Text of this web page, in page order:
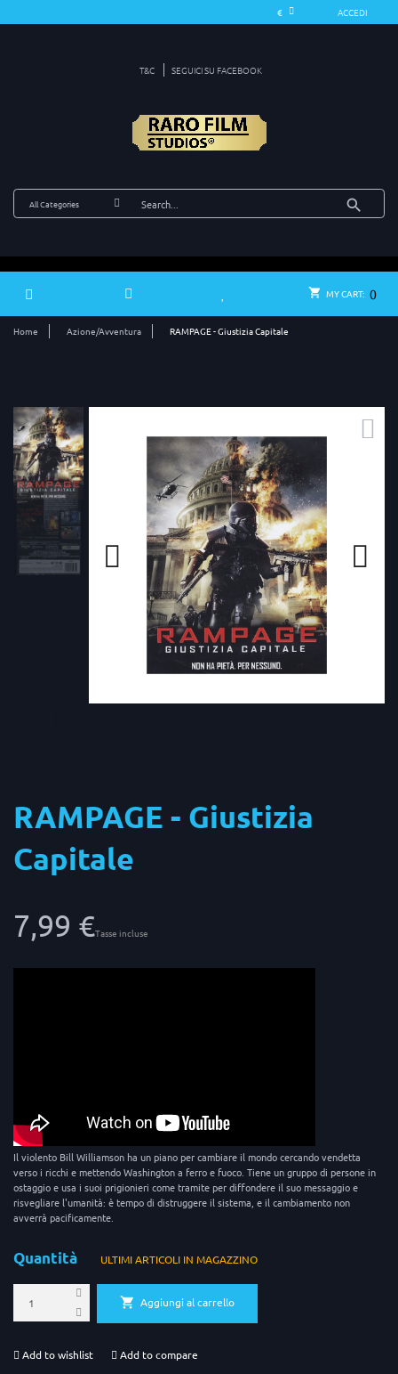
ACCEDI
T&C SEGUICI SU FACEBOOK
MY CART: 0
Home Azione/Avventura RAMPAGE - Giustizia Capitale
RAMPAGE - Giustizia
Capitale
7,99 €Tasse incluse
Il violento Bill Williamson ha un piano per cambiare il mondo cercando vendetta
verso i ricchi e mettendo Washington a ferro e fuoco. Tiene un gruppo di persone in
ostaggio e usa i suoi prigionieri come tramite per diffondere il suo messaggio e
risvegliare l'umanità: è tempo di distruggere il sistema, e il cambiamento non
avverrà pacificamente.
Quantità ULTIMI ARTICOLI IN MAGAZZINO
Aggiungi al carrello
Add to wishlist Add to compare